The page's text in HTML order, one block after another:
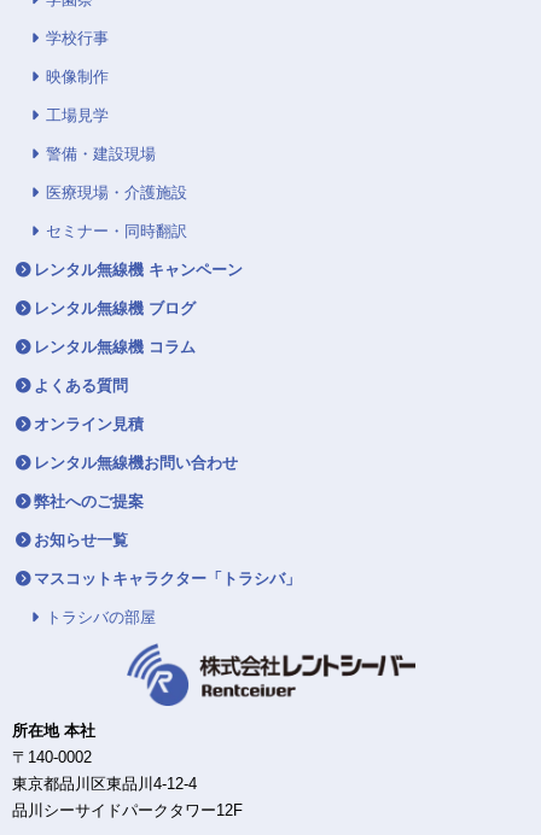
学校行事
映像制作
工場見学
警備・建設現場
医療現場・介護施設
セミナー・同時翻訳
レンタル無線機 キャンペーン
レンタル無線機 ブログ
レンタル無線機 コラム
よくある質問
オンライン見積
レンタル無線機お問い合わせ
弊社へのご提案
お知らせ一覧
マスコットキャラクター「トラシバ」
トラシバの部屋
所在地 本社
〒140-0002
東京都品川区東品川4-12-4
品川シーサイドパークタワー12F